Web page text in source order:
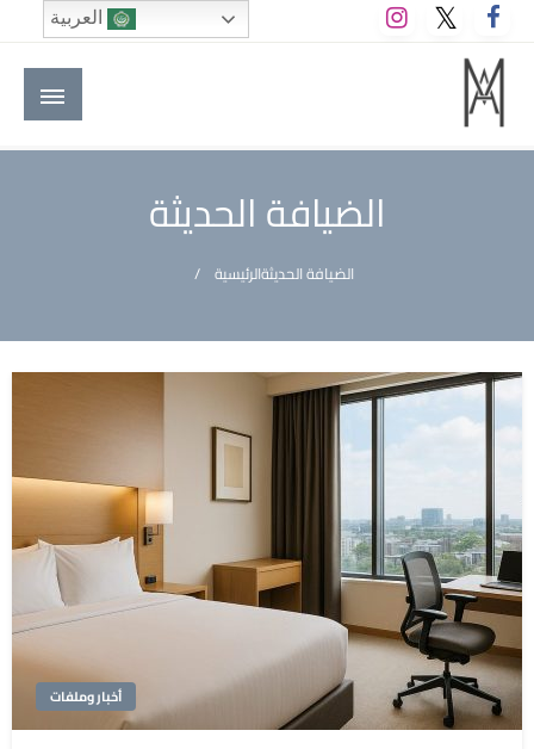
التخطي
إلى
المحتوى
M A hotels | إم ايه هوتيلز
الموقع الأول للعاملين في الفنادق في العالم العربي
الضيافة الحديثة
الرئيسيةالضيافة الحديثة
أخبار وملفات
العربية